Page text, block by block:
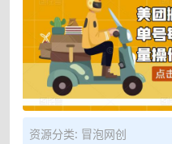
资源分类: 冒泡网创